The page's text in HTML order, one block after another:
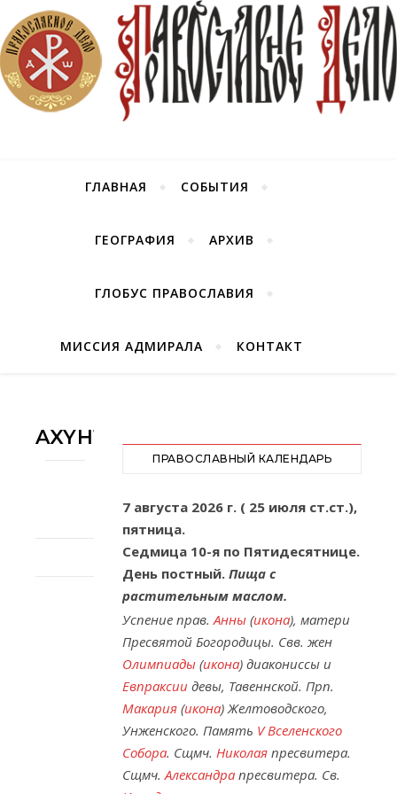
ГЛАВНАЯ СОБЫТИЯ
ГЕОГРАФИЯ АРХИВ
ГЛОБУС ПРАВОСЛАВИЯ
МИССИЯ АДМИРАЛА КОНТАКТ
AXYH1838
ПРАВОСЛАВНЫЙ КАЛЕНДАРЬ
7 августа 2026 г. ( 25 июля ст.ст.),
пятница.
Седмица 10-я по Пятидесятнице.
День постный. Пища с
растительным маслом.
Успение прав.Анны (икона), матери
Пресвятой Богородицы. Свв. жен
Олимпиады (икона) диакониссы и
Евпраксии девы, Тавеннской. Прп.
Макария (икона) Желтоводского,
Унженского. Память V Вселенского
Собора. Сщмч. Николая пресвитера.
Сщмч.Александра пресвитера. Св.